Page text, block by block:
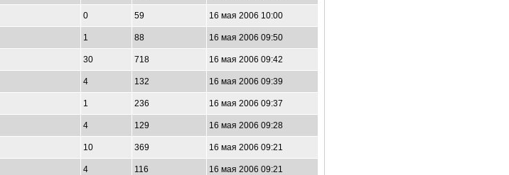
0 59 16 мая 2006 10:00
1 88 16 мая 2006 09:50
30 718 16 мая 2006 09:42
4 132 16 мая 2006 09:39
1 236 16 мая 2006 09:37
4 129 16 мая 2006 09:28
10 369 16 мая 2006 09:21
4 116 16 мая 2006 09:21